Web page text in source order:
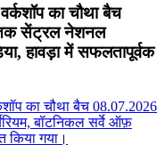
का चौथा बैच
सेंट्रल नेशनल
हावड़ा में सफलतापूर्वक